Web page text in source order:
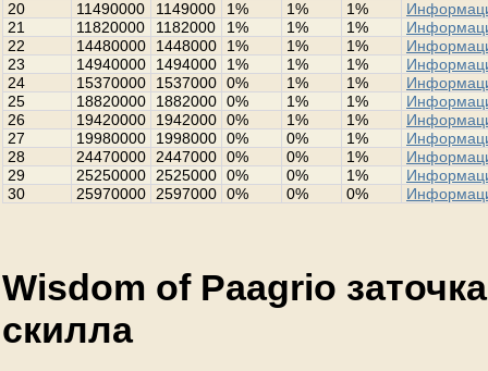
20
11490000 1149000 1% 1% 1%
21
11820000 1182000 1% 1% 1%
22
14480000 1448000 1% 1% 1%
23
14940000 1494000 1% 1% 1%
24
15370000 1537000 0% 1% 1%
25
18820000 1882000 0% 1% 1%
26
19420000 1942000 0% 1% 1%
27
19980000 1998000 0% 0% 1%
28
24470000 2447000 0% 0% 1%
29
25250000 2525000 0% 0% 1%
30
25970000 2597000 0% 0% 0%
Wisdom of Paagrio
скилла